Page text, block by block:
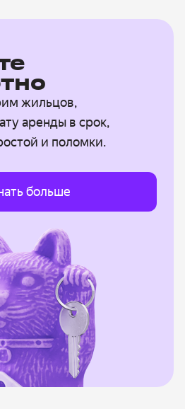
жильцов,
аренды в срок,
и поломки.
больше